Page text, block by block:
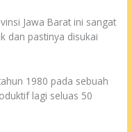
Jawa Barat ini sangat
dan pastinya disukai
1980 pada sebuah
lagi seluas 50